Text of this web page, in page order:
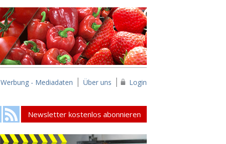
Werbung - Mediadaten Über uns Login
Newsletter kostenlos abonnieren